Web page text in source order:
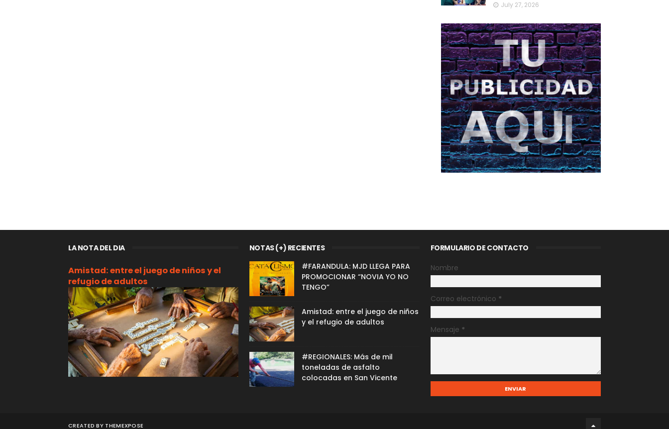
July 27, 2026
LA NOTA DEL DIA
Amistad: entre el juego de niños y el
refugio de adultos
NOTAS (+) RECIENTES
#FARANDULA: MJD LLEGA PARA
PROMOCIONAR “NOVIA YO NO
TENGO”
Amistad: entre el juego de niños
y el refugio de adultos
#REGIONALES: Más de mil
toneladas de asfalto
colocadas en San Vicente
FORMULARIO DE CONTACTO
Nombre
Correo electrónico *
Mensaje *
CREATED BY THEMEXPOSE